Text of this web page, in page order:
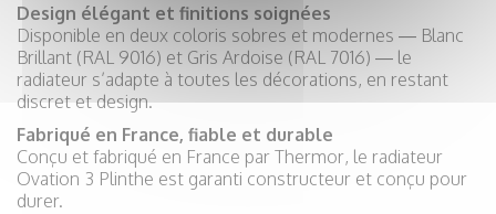
Design élégant et finitions soignées
Disponible en deux coloris sobres et modernes — Blanc
Brillant (RAL 9016) et Gris Ardoise (RAL 7016) — le
radiateur s’adapte à toutes les décorations, en restant
discret et design.
Fabriqué en France, fiable et durable
Conçu et fabriqué en France par Thermor, le radiateur
Ovation 3 Plinthe est garanti constructeur et conçu pour
durer.